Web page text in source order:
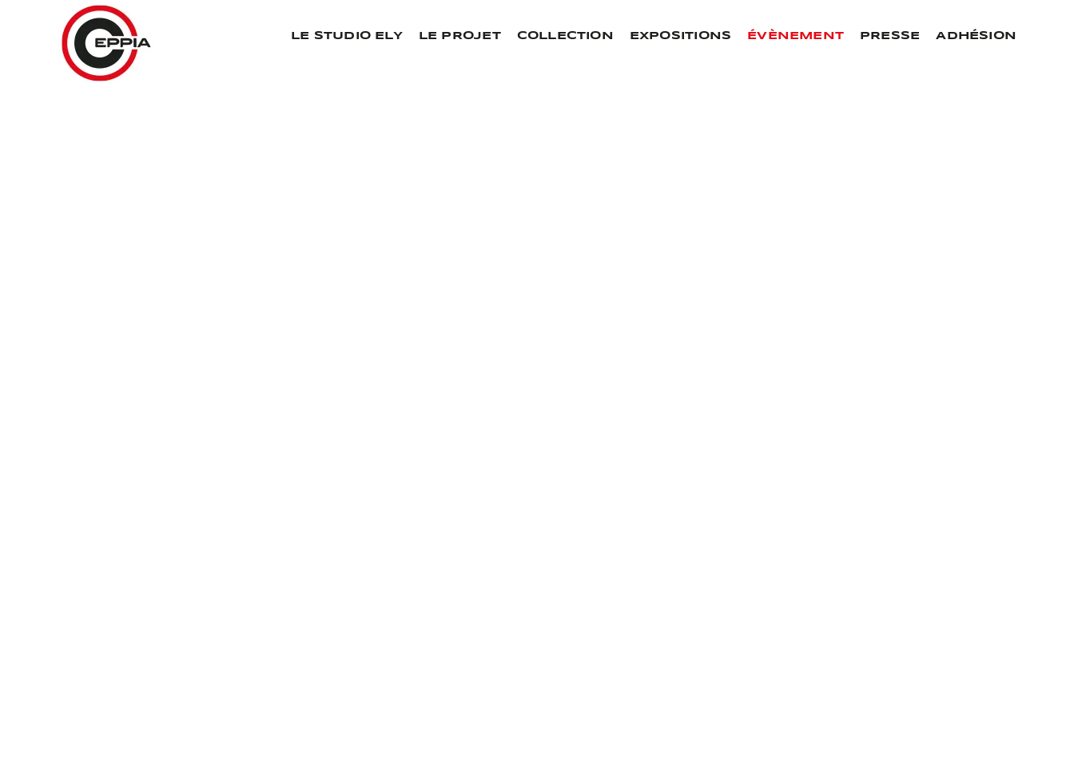
LE STUDIO ELY LE PROJET COLLECTION EXPOSITIONS ÉVÈNEMENT PRESSE ADHÉSION